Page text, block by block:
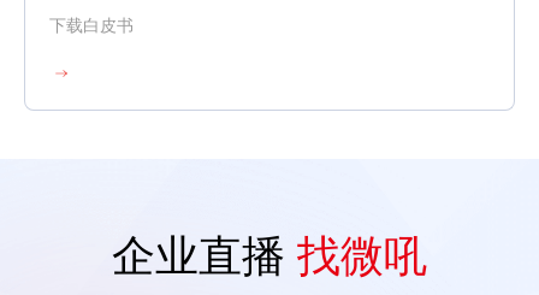
下载白皮书
企业直播 找微吼